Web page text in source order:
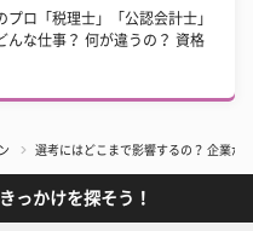
プロ「税理士」「公認会計士」
んな仕事？ 何が違うの？ 資格
選考にはどこまで影響するの？ 企業が
っかけを探そう！